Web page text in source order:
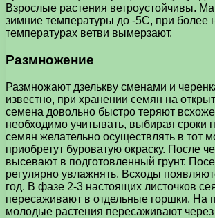
Взрослые растения ветроустойчивы.
зимние температуры до -5С, при более
температурах ветви вымерзают.
Размножение
Размножают дзелькву сменами и
известно, при хранении семян на
семена довольно быстро теряют
необходимо учитывать, выбирая сроки
семян желательно осуществлять в тот
приобретут буроватую окраску. После
высевают в подготовленный грунт.
регулярно увлажнять. Всходы
год. В фазе 2-3 настоящих листочков
пересаживают в отдельные горшки. На
молодые растения пересаживают через